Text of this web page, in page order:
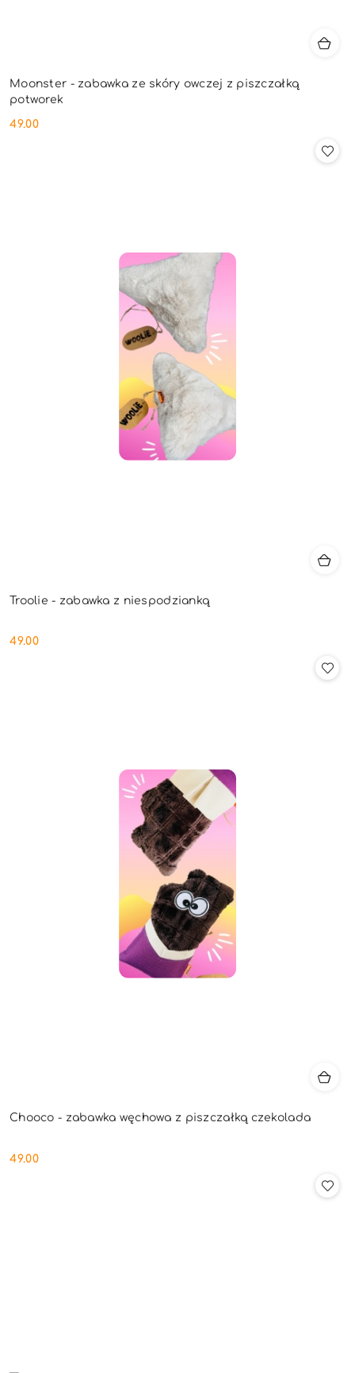
Moonster - zabawka ze skóry owczej z piszczałką
potworek
Cena:
49.00
Troolie - zabawka z niespodzianką
Cena:
49.00
Chooco - zabawka węchowa z piszczałką czekolada
Cena:
49.00